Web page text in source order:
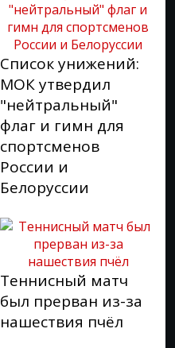
Список унижений:
МОК утвердил
"нейтральный"
флаг и гимн для
спортсменов
России и
Белоруссии
Теннисный матч
был прерван из-за
нашествия пчёл